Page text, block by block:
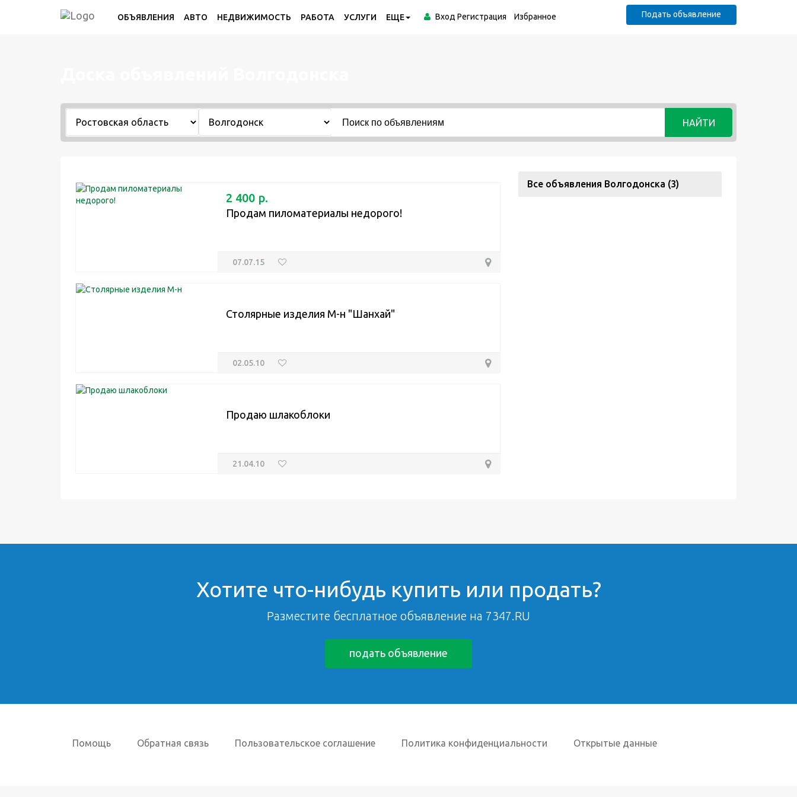
ОБЪЯВЛЕНИЯ АВТО НЕДВИЖИМОСТЬ РАБОТА УСЛУГИ ЕЩЕ Вход Регистрация Избранное Подать объявление
НАЙТИ
2 400 р.
Продам пиломатериалы недорого!
07.07.15
Столярные изделия М-н "Шанхай"
02.05.10
Продаю шлакоблоки
21.04.10
Все объявления Волгодонска (3)
Хотите что-нибудь купить или продать?
Разместите бесплатное объявление на 7347.RU
подать объявление
Помощь Обратная связь Пользовательское соглашение Политика конфиденциальности Открытые данные